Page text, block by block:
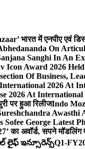
भारत में एनपीए एवं
On
Sanghi In An
Icon Award 2026
Of Business,
2026 At
2026 At
पर हुआ रिलीजIndo
Awasthi
Sofee George Latest
का अवॉर्ड, सपने मॉडलिंग
లైఫ్ ఇన్సూరెన్స్Q1-